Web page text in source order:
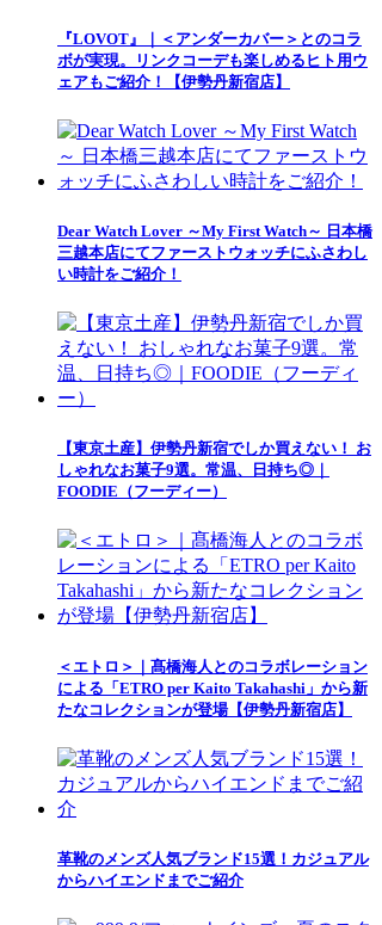
『LOVOT』｜＜アンダーカバー＞とのコラ
ボが実現。リンクコーデも楽しめるヒト用ウ
ェアもご紹介！【伊勢丹新宿店】
Dear Watch Lover ～My First Watch～ 日本橋
三越本店にてファーストウォッチにふさわし
い時計をご紹介！
【東京土産】伊勢丹新宿でしか買えない！ お
しゃれなお菓子9選。常温、日持ち◎｜
FOODIE（フーディー）
＜エトロ＞｜髙橋海人とのコラボレーション
による「ETRO per Kaito Takahashi」から新
たなコレクションが登場【伊勢丹新宿店】
革靴のメンズ人気ブランド15選！カジュアル
からハイエンドまでご紹介